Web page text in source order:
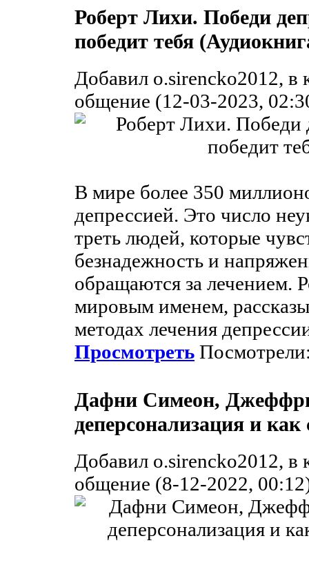
Роберт Лихи. Победи
победит тебя
Добавил o.sirencko2012, в
общение (12-03-2023,
В мире более 350
депрессией. Это число
треть людей, которые
безнадежность и
обращаются за лечением.
мировым именем,
методах лечения
Просмотреть
Дафни Симеон,
деперсонализация и
Добавил o.sirencko2012, в
общение (8-12-2022,